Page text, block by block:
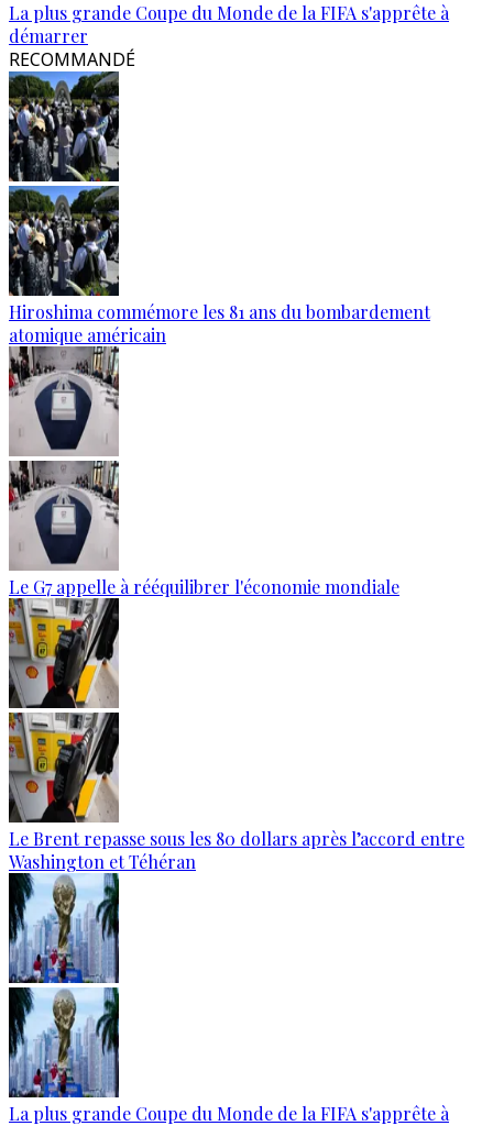
La plus grande Coupe du Monde de la FIFA s'apprête à
démarrer
RECOMMANDÉ
Hiroshima commémore les 81 ans du bombardement
atomique américain
Le G7 appelle à rééquilibrer l'économie mondiale
Le Brent repasse sous les 80 dollars après l’accord entre
Washington et Téhéran
La plus grande Coupe du Monde de la FIFA s'apprête à